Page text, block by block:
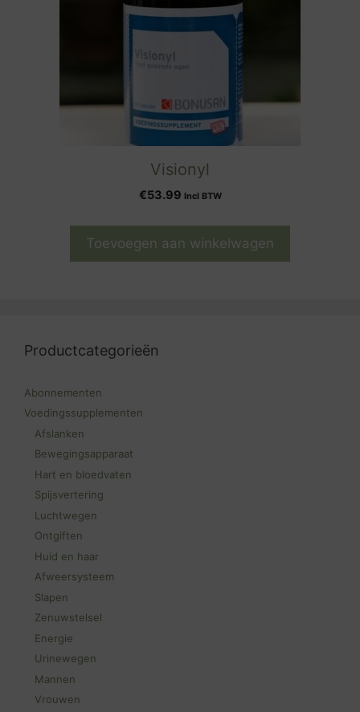
Visionyl
€53.99 Incl BTW
Toevoegen aan winkelwagen
Productcategorieën
Abonnementen
Voedingssupplementen
Afslanken
Bewegingsapparaat
Hart en bloedvaten
Spijsvertering
Luchtwegen
Ontgiften
Huid en haar
Afweersysteem
Slapen
Zenuwstelsel
Energie
Urinewegen
Mannen
Vrouwen